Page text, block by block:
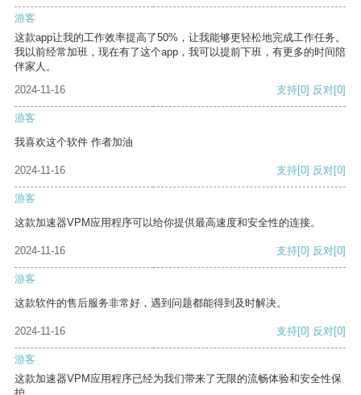
游客
这款app让我的工作效率提高了50%，让我能够更轻松地完成工作任务。
我以前经常加班，现在有了这个app，我可以提前下班，有更多的时间陪
伴家人。
2024-11-16
支持[0] 反对[0]
游客
我喜欢这个软件 作者加油
2024-11-16 支持[0] 反对[0]
游客
这款加速器VPM应用程序可以给你提供最高速度和安全性的连接。
2024-11-16 支持[0] 反对[0]
游客
这款软件的售后服务非常好，遇到问题都能得到及时解决。
2024-11-16 支持[0] 反对[0]
游客
这款加速器VPM应用程序已经为我们带来了无限的流畅体验和安全性保